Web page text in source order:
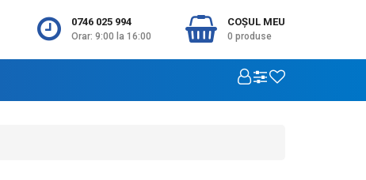
0746 025 994
Orar: 9:00 la 16:00
COŞUL MEU
0 produse